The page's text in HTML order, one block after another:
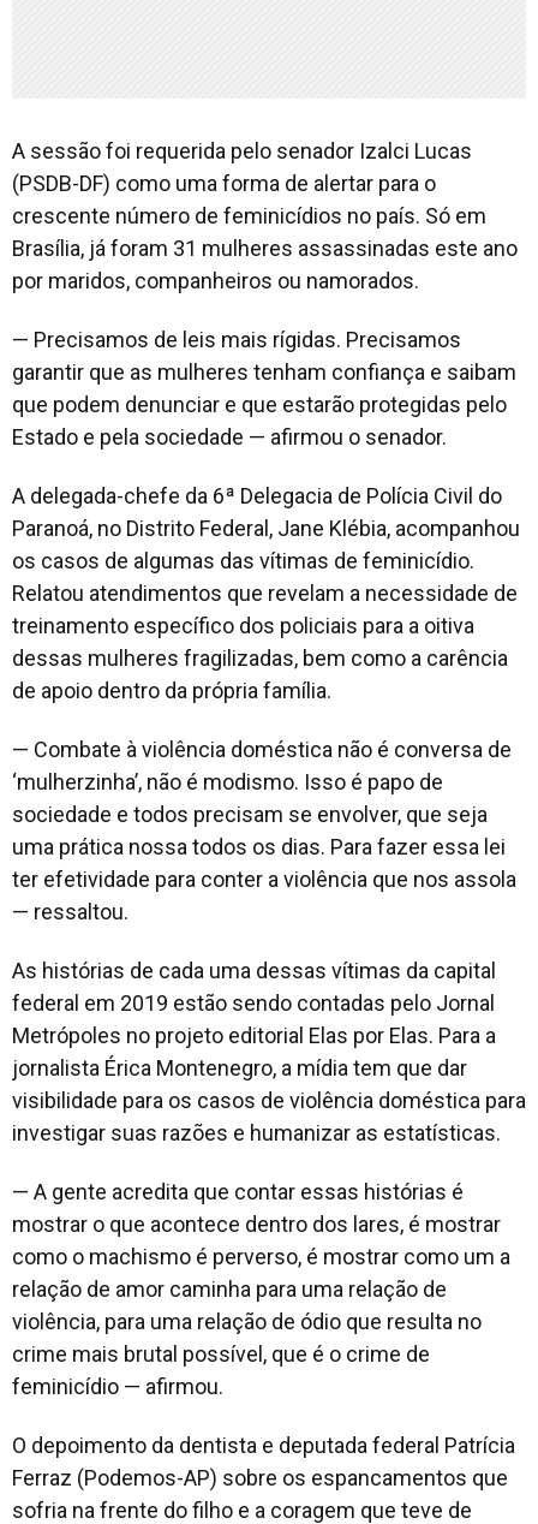
A sessão foi requerida pelo senador Izalci Lucas
(PSDB-DF) como uma forma de alertar para o
crescente número de feminicídios no país. Só em
Brasília, já foram 31 mulheres assassinadas este ano
por maridos, companheiros ou namorados.
— Precisamos de leis mais rígidas. Precisamos
garantir que as mulheres tenham confiança e saibam
que podem denunciar e que estarão protegidas pelo
Estado e pela sociedade — afirmou o senador.
A delegada-chefe da 6ª Delegacia de Polícia Civil do
Paranoá, no Distrito Federal, Jane Klébia, acompanhou
os casos de algumas das vítimas de feminicídio.
Relatou atendimentos que revelam a necessidade de
treinamento específico dos policiais para a oitiva
dessas mulheres fragilizadas, bem como a carência
de apoio dentro da própria família.
— Combate à violência doméstica não é conversa de
‘mulherzinha’, não é modismo. Isso é papo de
sociedade e todos precisam se envolver, que seja
uma prática nossa todos os dias. Para fazer essa lei
ter efetividade para conter a violência que nos assola
— ressaltou.
As histórias de cada uma dessas vítimas da capital
federal em 2019 estão sendo contadas pelo Jornal
Metrópoles no projeto editorial Elas por Elas. Para a
jornalista Érica Montenegro, a mídia tem que dar
visibilidade para os casos de violência doméstica para
investigar suas razões e humanizar as estatísticas.
— A gente acredita que contar essas histórias é
mostrar o que acontece dentro dos lares, é mostrar
como o machismo é perverso, é mostrar como um a
relação de amor caminha para uma relação de
violência, para uma relação de ódio que resulta no
crime mais brutal possível, que é o crime de
feminicídio — afirmou.
O depoimento da dentista e deputada federal Patrícia
Ferraz (Podemos-AP) sobre os espancamentos que
sofria na frente do filho e a coragem que teve de